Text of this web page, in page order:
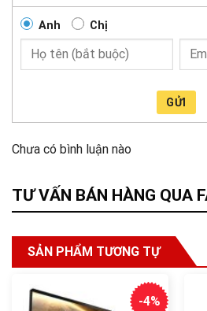
Anh Chị
GỬI
Chưa có bình luận nào
TƯ VẤN BÁN HÀNG QUA
SẢN PHẨM TƯƠNG TỰ
-4%